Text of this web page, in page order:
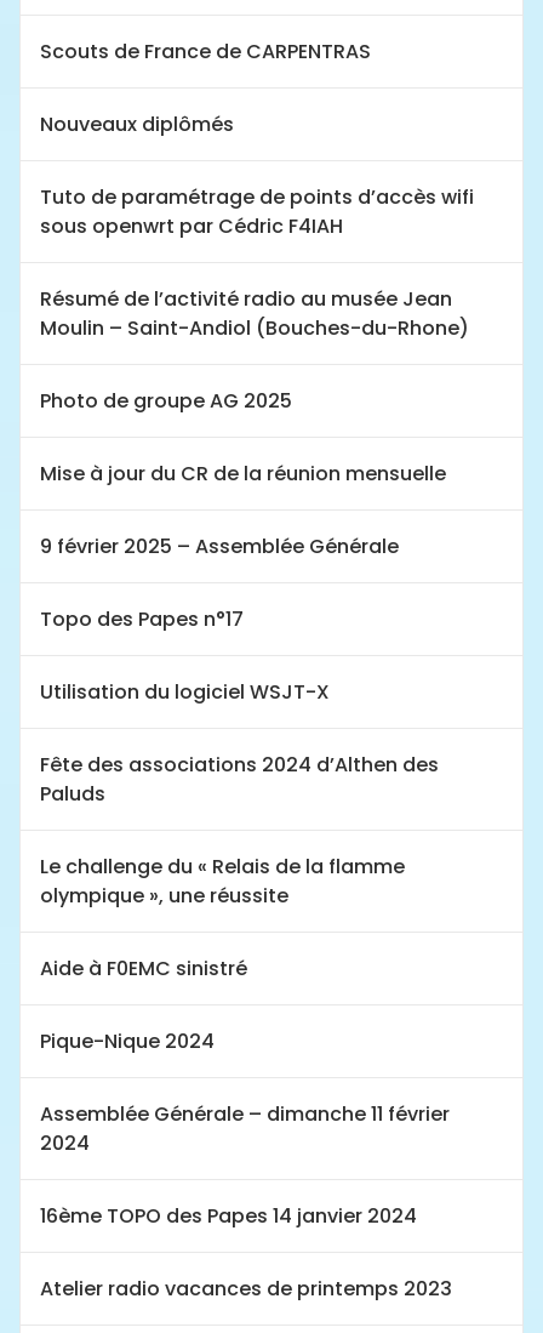
Scouts de France de CARPENTRAS
Nouveaux diplômés
Tuto de paramétrage de points d’accès wifi
sous openwrt par Cédric F4IAH
Résumé de l’activité radio au musée Jean
Moulin – Saint-Andiol (Bouches-du-Rhone)
Photo de groupe AG 2025
Mise à jour du CR de la réunion mensuelle
9 février 2025 – Assemblée Générale
Topo des Papes n°17
Utilisation du logiciel WSJT-X
Fête des associations 2024 d’Althen des
Paluds
Le challenge du « Relais de la flamme
olympique », une réussite
Aide à F0EMC sinistré
Pique-Nique 2024
Assemblée Générale – dimanche 11 février
2024
16ème TOPO des Papes 14 janvier 2024
Atelier radio vacances de printemps 2023